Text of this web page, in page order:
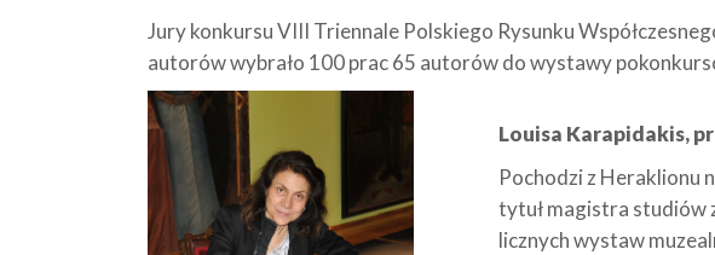
Jury konkursu VIII Triennale Polskiego Rysunku
autorów wybrało 100 prac 65 autorów do wystawy
Louisa Karapidakis,
Pochodzi z Heraklionu
tytuł magistra studiów
licznych wystaw